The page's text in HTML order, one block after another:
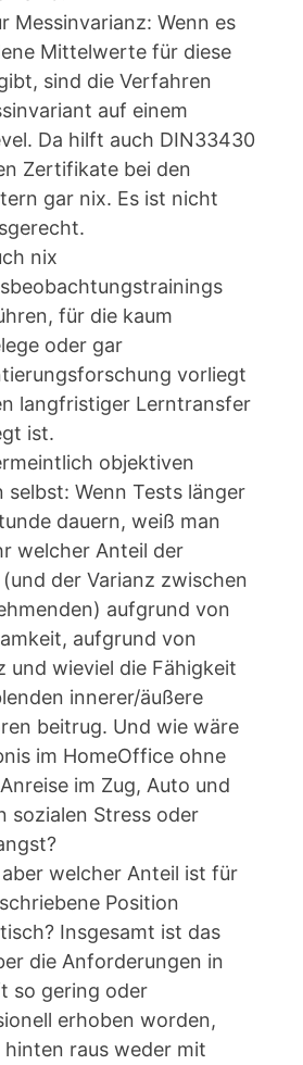
Messinvarianz: Wenn es
Mittelwerte für diese
sind die Verfahren
auf einem
Da hilft auch DIN33430
Zertifikate bei den
gar nix. Es ist nicht
nix
für die kaum
oder gar
vorliegt
langfristiger Lerntransfer
ist.
objektiven
selbst: Wenn Tests länger
dauern, weiß man
welcher Anteil der
der Varianz zwischen
aufgrund von
aufgrund von
und wieviel die Fähigkeit
innerer/äußere
beitrug. Und wie wäre
im HomeOffice ohne
im Zug, Auto und
sozialen Stress oder
welcher Anteil ist für
Position
Insgesamt ist das
die Anforderungen in
so gering oder
erhoben worden,
hinten raus weder mit